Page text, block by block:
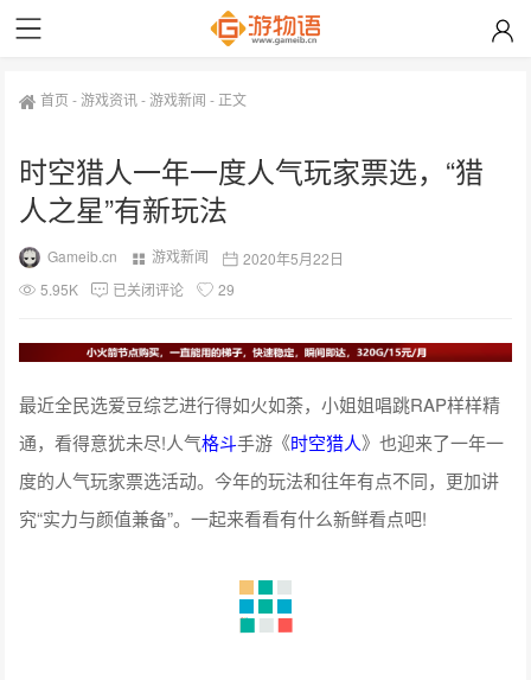
首页 -游戏资讯-游戏新闻 - 正文
时空猎人一年一度人气玩家票选，“猎
人之星”有新玩法
Gameib.cn 游戏新闻
2020年5月22日
5.95K
已关闭评论 29
最近全民选爱豆综艺进行得如火如荼，小姐姐唱跳RAP样样精
通，看得意犹未尽!人气格斗手游《时空猎人》也迎来了一年一
度的人气玩家票选活动。今年的玩法和往年有点不同，更加讲
究“实力与颜值兼备”。一起来看看有什么新鲜看点吧!